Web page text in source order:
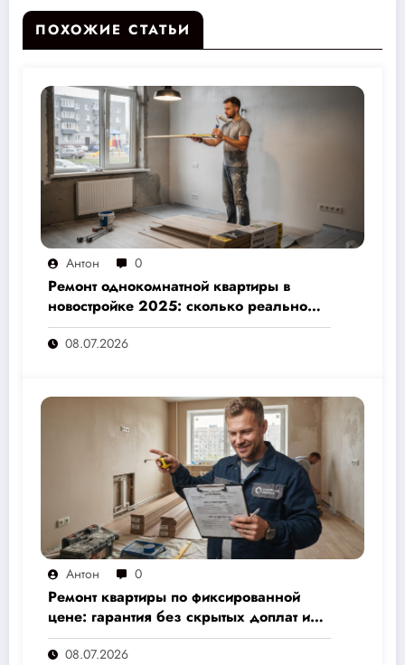
ПОХОЖИЕ СТАТЬИ
Антон 0
Ремонт однокомнатной квартиры в
новостройке 2025: сколько реально
стоит и как не переплатить — полный
расчёт от 500 000 рублей
08.07.2026
Антон 0
Ремонт квартиры по фиксированной
цене: гарантия без скрытых доплат и
переплат
08.07.2026